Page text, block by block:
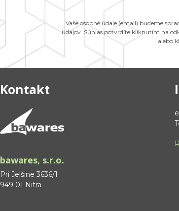
Vaše osobné údaje (email) budeme
údajov. Súhlas potvrdíte kliknutím na
alebo
Kontakt
bawares, s.r.o.
Pri Jelšine 3636/1
949 01 Nitra